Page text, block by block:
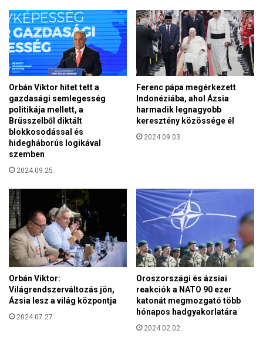
s
z
i
n
t
r
e
e
m
e
l
a
r
e
z
s
i
Orbán Viktor hitet tett a
gazdasági semlegesség
politikája mellett, a
Brüsszelből diktált
blokkosodással és
hidegháborús logikával
szemben
2024.09.25.
Ferenc pápa megérkezett
Indonéziába, ahol Ázsia
harmadik legnagyobb
keresztény közössége él
2024.09.03.
Orbán Viktor:
Világrendszerváltozás jön,
Ázsia lesz a világ központja
2024.07.27.
Oroszországi és ázsiai
reakciók a NATO 90 ezer
katonát megmozgató több
hónapos hadgyakorlatára
2024.02.02.